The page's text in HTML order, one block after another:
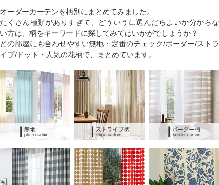
オーダーカーテンを柄別にまとめてみました。
たくさん種類がありすぎて、どういうに選んだらよいか分からな
い方は、柄をキーワードに探してみてはいかがでしょうか？
どの部屋にも合わせやすい無地・定番のチェック/ボーダー/ストラ
イプ/ドット・人気の花柄で、まとめています。